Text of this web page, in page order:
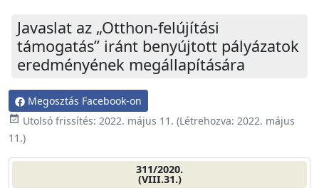
Javaslat az „Otthon-felújítási
támogatás” iránt benyújtott pályázatok
eredményének megállapítására
Megosztás Facebook-on
event_available Utolsó frissítés: 2022. május 11. (Létrehozva: 2022. május
11.)
311/2020.
(VIII.31.)